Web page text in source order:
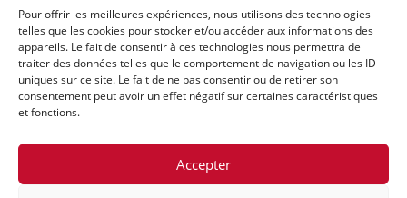
Pour offrir les meilleures expériences, nous utilisons des technologies
telles que les cookies pour stocker et/ou accéder aux informations des
appareils. Le fait de consentir à ces technologies nous permettra de
traiter des données telles que le comportement de navigation ou les ID
uniques sur ce site. Le fait de ne pas consentir ou de retirer son
consentement peut avoir un effet négatif sur certaines caractéristiques
et fonctions.
Accepter
Trouver nos produits
Politique de frais d'envoi
Termes et conditions
Politique de remboursement